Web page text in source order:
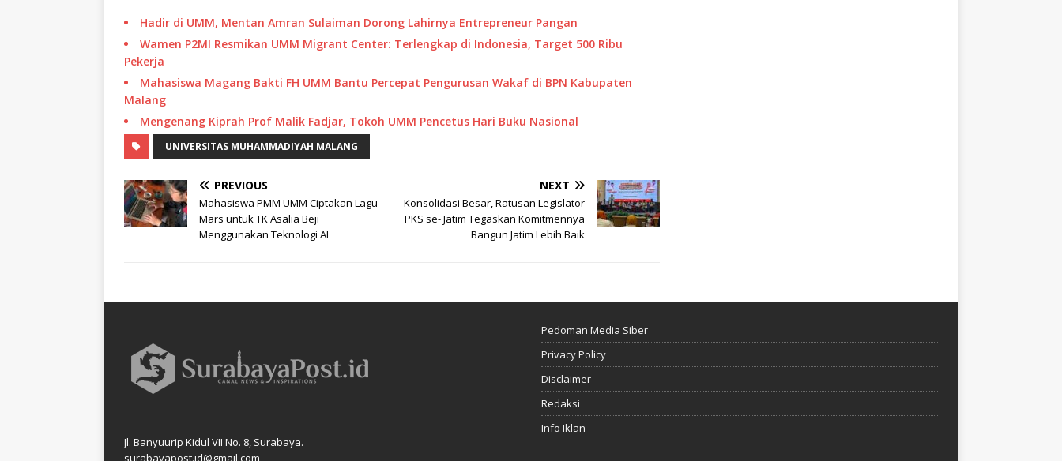
Hadir di UMM, Mentan Amran Sulaiman Dorong Lahirnya Entrepreneur Pangan
Wamen P2MI Resmikan UMM Migrant Center: Terlengkap di Indonesia, Target 500 Ribu
Pekerja
Mahasiswa Magang Bakti FH UMM Bantu Percepat Pengurusan Wakaf di BPN Kabupaten
Malang
Mengenang Kiprah Prof Malik Fadjar, Tokoh UMM Pencetus Hari Buku Nasional
UNIVERSITAS MUHAMMADIYAH MALANG
PREVIOUS
Mahasiswa PMM UMM Ciptakan Lagu
Mars untuk TK Asalia Beji
Menggunakan Teknologi AI
NEXT
Konsolidasi Besar, Ratusan Legislator
PKS se- Jatim Tegaskan Komitmennya
Bangun Jatim Lebih Baik
Jl. Banyuurip Kidul VII No. 8, Surabaya.
surabayapost.id@gmail.com
Pedoman Media Siber
Privacy Policy
Disclaimer
Redaksi
Info Iklan